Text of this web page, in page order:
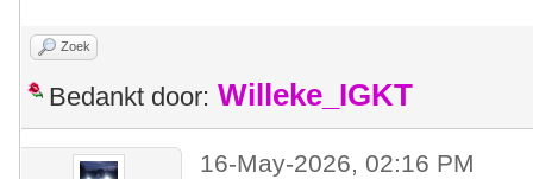
Zoek
Bedankt door: Willeke_IGKT
16-May-2026, 02:16 PM